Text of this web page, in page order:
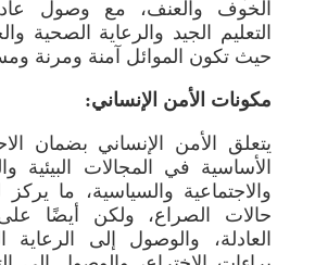
الخوف والعنف، مع وصول
التعليم الجيد والرعاية الصحية
حيث تكون الموائل آمنة ومرنة
مكونات الأمن الإنساني:
يتعلق الأمن الإنساني بضمان
الأساسية في المجالات البيئية
والاجتماعية والسياسية، ما
حالات الصراع، ولكن أيضًا على
العادلة، والوصول إلى